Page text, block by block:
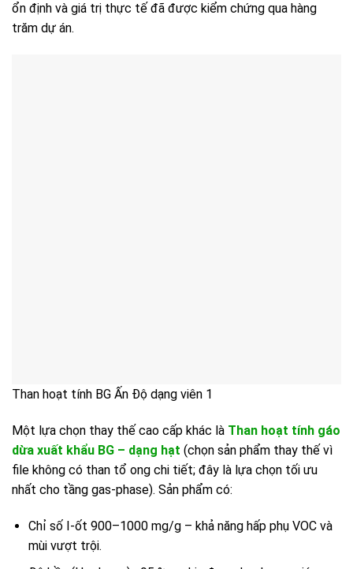
ổn định và giá trị thực tế đã được kiểm chứng qua hàng
trăm dự án.
Than hoạt tính BG Ấn Độ dạng viên 1
Một lựa chọn thay thế cao cấp khác là Than hoạt tính gáo
dừa xuất khẩu BG – dạng hạt (chọn sản phẩm thay thế vì
file không có than tổ ong chi tiết; đây là lựa chọn tối ưu
nhất cho tầng gas-phase). Sản phẩm có:
Chỉ số I-ốt 900–1000 mg/g – khả năng hấp phụ VOC và
mùi vượt trội.